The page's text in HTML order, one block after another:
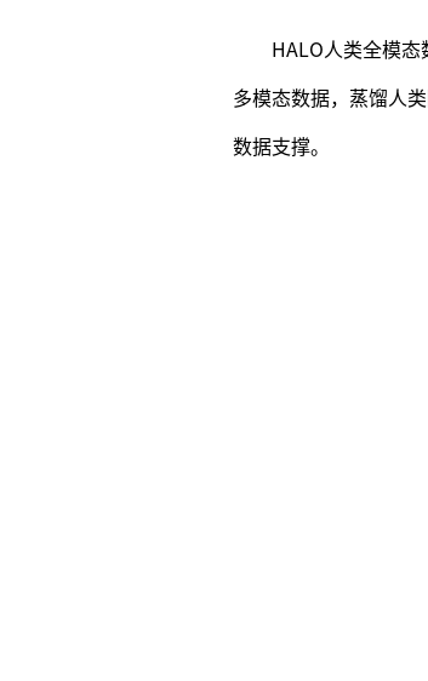
HALO人类全模
多模态数据，蒸馏人
数据支撑。